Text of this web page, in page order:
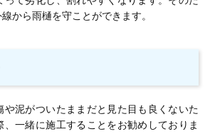
から雨樋を守ことができます。
や泥がついたままだと見た目も良くないた
一緒に施工することをお勧めしておりま